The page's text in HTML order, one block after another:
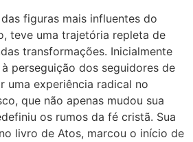
figuras mais influentes do
teve uma trajetória repleta de
transformações. Inicialmente
perseguição dos seguidores de
uma experiência radical no
que não apenas mudou sua
os rumos da fé cristã. Sua
livro de Atos, marcou o início de